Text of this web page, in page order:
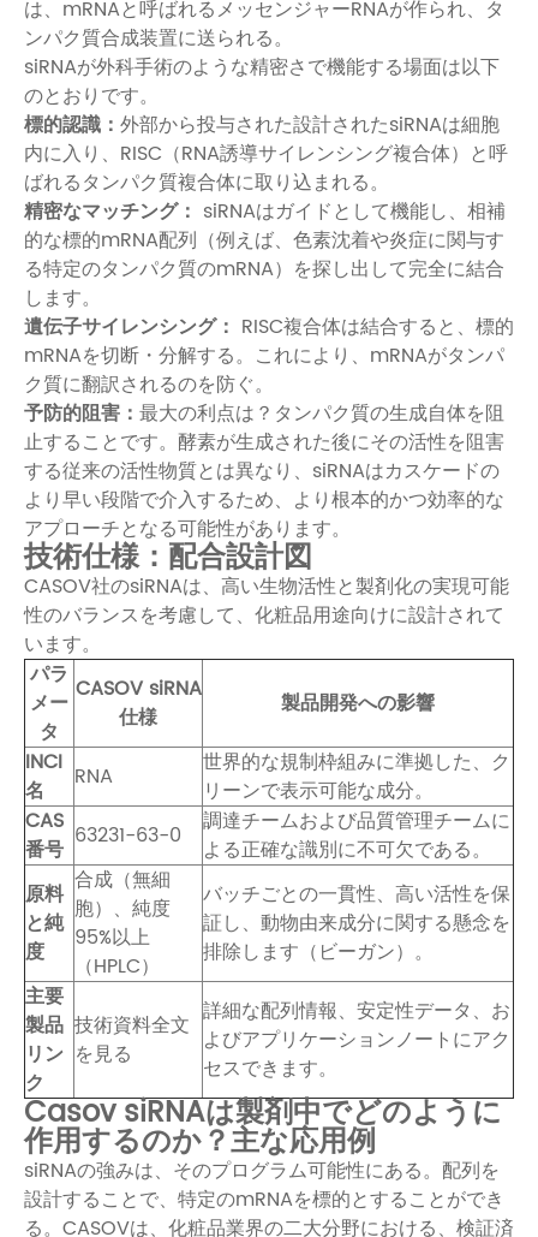
は、mRNAと呼ばれるメッセンジャーRNAが作られ、タ
ンパク質合成装置に送られる。
siRNAが外科手術のような精密さで機能する場面は以下
のとおりです。
標的認識： 外部から投与された設計されたsiRNAは細胞
内に入り、RISC（RNA誘導サイレンシング複合体）と呼
ばれるタンパク質複合体に取り込まれる。
精密なマッチング： siRNAはガイドとして機能し、相補
的な標的mRNA配列（例えば、色素沈着や炎症に関与す
る特定のタンパク質のmRNA）を探し出して完全に結合
します。
遺伝子サイレンシング： RISC複合体は結合すると、標的
mRNAを切断・分解する。これにより、mRNAがタンパ
ク質に翻訳されるのを防ぐ。
予防的阻害： 最大の利点は？タンパク質の生成自体を阻
止することです。酵素が生成された後にその活性を阻害
する従来の活性物質とは異なり、siRNAはカスケードの
より早い段階で介入するため、より根本的かつ効率的な
アプローチとなる可能性があります。
技術仕様：配合設計図
CASOV社のsiRNAは、高い生物活性と製剤化の実現可能
性のバランスを考慮して、化粧品用途向けに設計されて
います。
パラ
メー
タ
CASOV siRNA
仕様
製品開発への影響
INCI
名
RNA
世界的な規制枠組みに準拠した、ク
リーンで表示可能な成分。
CAS
番号 63231-63-0
調達チームおよび品質管理チームに
よる正確な識別に不可欠である。
原料
と純
度
合成（無細
胞）、純度
95%以上
（HPLC）
バッチごとの一貫性、高い活性を保
証し、動物由来成分に関する懸念を
排除します（ビーガン）。
主要
製品
リン
ク
技術資料全文
を見る
詳細な配列情報、安定性データ、お
よびアプリケーションノートにアク
セスできます。
Casov siRNAは製剤中でどのように
作用するのか？主な応用例
siRNAの強みは、そのプログラム可能性にある。配列を
設計することで、特定のmRNAを標的とすることができ
る。CASOVは、化粧品業界の二大分野における、検証済